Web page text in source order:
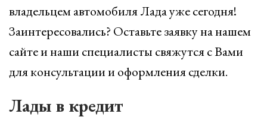
владельцем автомобиля Лада уже сегодня!
Заинтересовались? Оставьте заявку на нашем
сайте и наши специалисты свяжутся с Вами
для консультации и оформления сделки.
Лады в кредит